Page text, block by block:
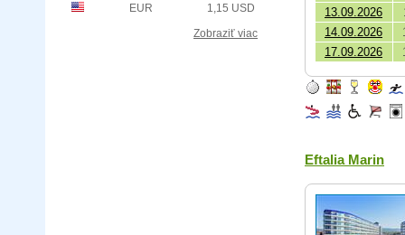
13.09.2026
14.09.2026
17.09.2026
Eftalia Marin
EUR
1,15 USD
Zobraziť viac